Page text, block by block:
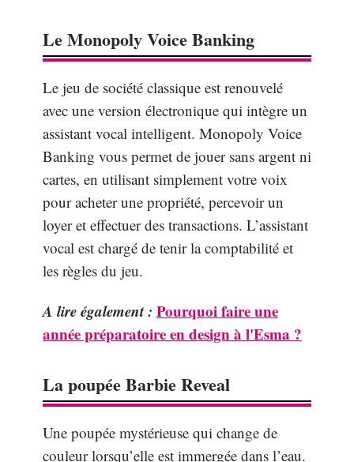
Le Monopoly Voice Banking
Le jeu de société classique est renouvelé
avec une version électronique qui intègre un
assistant vocal intelligent. Monopoly Voice
Banking vous permet de jouer sans argent ni
cartes, en utilisant simplement votre voix
pour acheter une propriété, percevoir un
loyer et effectuer des transactions. L’assistant
vocal est chargé de tenir la comptabilité et
les règles du jeu.
A lire également : Pourquoi faire une
année préparatoire en design à l'Esma ?
La poupée Barbie Reveal
Une poupée mystérieuse qui change de
couleur lorsqu’elle est immergée dans l’eau.